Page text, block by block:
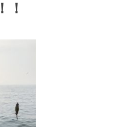
！